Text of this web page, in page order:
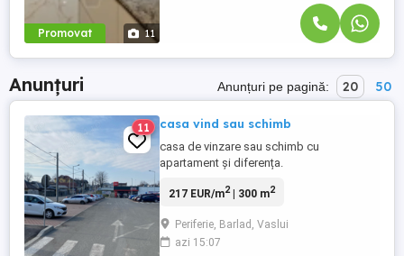
Promovat 11
Anunțuri Anunțuri pe pagină: 20 50
11 casa vind sau schimb
casa de vinzare sau schimb cu
apartament și diferența.
217 EUR/m2| 300 m2
Periferie, Barlad, Vaslui
azi 15:07